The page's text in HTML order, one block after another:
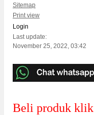
Sitemap
Print view
Login
Last update:
November 25, 2022, 03:42
Beli produk klik